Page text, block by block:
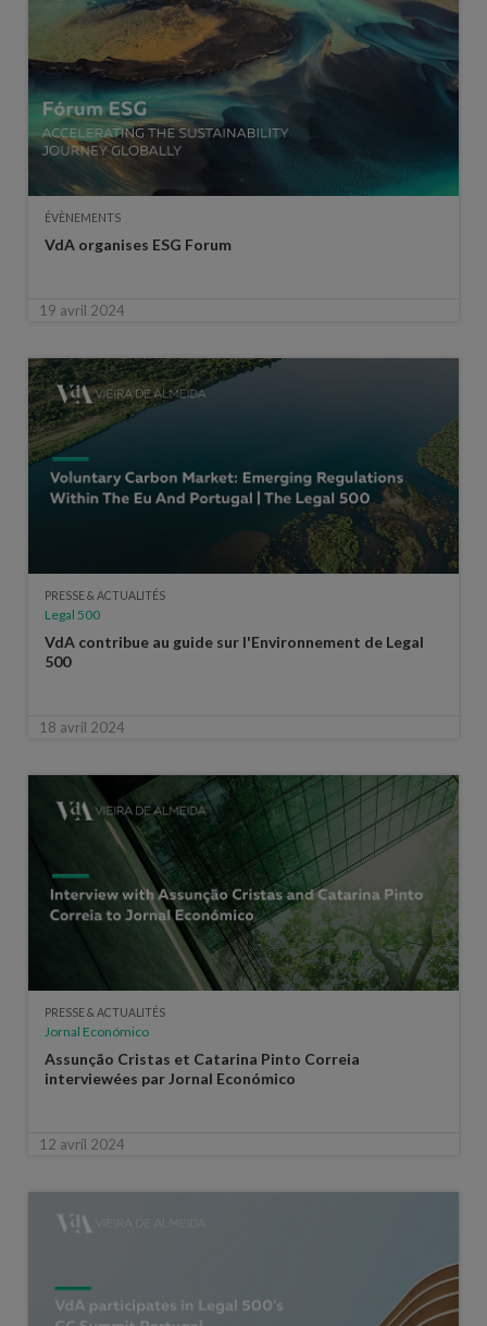
ÉVÈNEMENTS
VdA organises ESG Forum
19 avril 2024
PRESSE & ACTUALITÉS
Legal 500
VdA contribue au guide sur l'Environnement de Legal
500
18 avril 2024
PRESSE & ACTUALITÉS
Jornal Económico
Assunção Cristas et Catarina Pinto Correia
interviewées par Jornal Económico
12 avril 2024